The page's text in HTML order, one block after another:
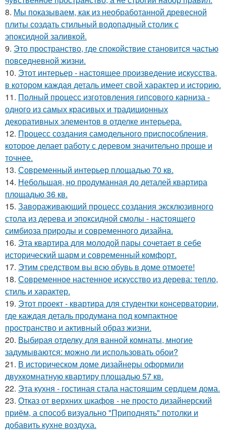
8. Мы показываем, как из необработанной древесной
плиты создать стильный водопадный столик с
эпоксидной заливкой.
9. Это пространство, где спокойствие становится частью
повседневной жизни.
10. Этот интерьер - настоящее произведение искусства,
в котором каждая деталь имеет свой характер и историю.
11. Полный процесс изготовления гипсового карниза -
одного из самых красивых и традиционных
декоративных элементов в отделке интерьера.
12. Процесс создания самодельного приспособления,
которое делает работу с деревом значительно проще и
точнее.
13. Современный интерьер площадью 70 кв.
14. Небольшая, но продуманная до деталей квартира
площадью 36 кв.
15. Завораживающий процесс создания эксклюзивного
стола из дерева и эпоксидной смолы - настоящего
симбиоза природы и современного дизайна.
16. Эта квартира для молодой пары сочетает в себе
исторический шарм и современный комфорт.
17. Этим средством вы всю обувь в доме отмоете!
18. Современное настенное искусство из дерева: тепло,
стиль и характер.
19. Этот проект - квартира для студентки консерватории,
где каждая деталь продумана под компактное
пространство и активный образ жизни.
20. Выбирая отделку для ванной комнаты, многие
задумываются: можно ли использовать обои?
21. В историческом доме дизайнеры оформили
двухкомнатную квартиру площадью 57 кв.
22. Эта кухня - гостиная стала настоящим сердцем дома.
23. Отказ от верхних шкафов - не просто дизайнерский
приём, а способ визуально "Приподнять" потолки и
добавить кухне воздуха.